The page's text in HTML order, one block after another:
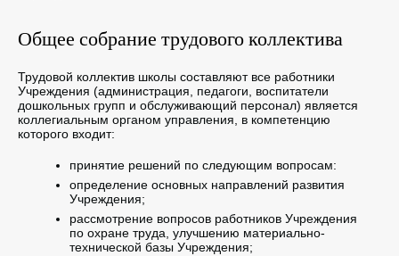
Общее собрание трудового коллектива
Трудовой коллектив школы составляют все работники
Учреждения (администрация, педагоги, воспитатели
дошкольных групп и обслуживающий персонал) является
коллегиальным органом управления, в компетенцию
которого входит:
принятие решений по следующим вопросам:
определение основных направлений развития
Учреждения;
рассмотрение вопросов работников Учреждения
по охране труда, улучшению материально-
технической базы Учреждения;